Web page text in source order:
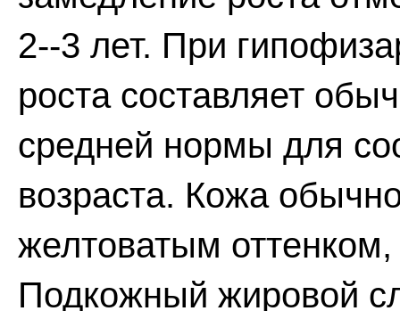
2--3 лет. При
роста составляет
средней нормы для
возраста. Кожа
желтоватым
Подкожный жировой